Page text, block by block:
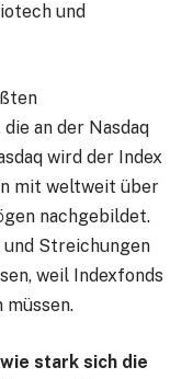
und
an der Nasdaq
wird der Index
mit weltweit über
nachgebildet.
und Streichungen
weil Indexfonds
müssen.
stark sich die